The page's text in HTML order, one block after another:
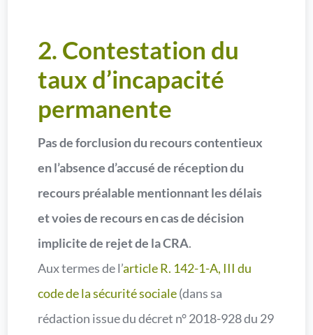
2. Contestation du
taux d’incapacité
permanente
Pas de forclusion du recours contentieux
en l’absence d’accusé de réception du
recours préalable mentionnant les délais
et voies de recours en cas de décision
implicite de rejet de la CRA.
Aux termes de l’article R. 142-1-A, III du
code de la sécurité sociale(dans sa
rédaction issue du décret n° 2018-928 du 29